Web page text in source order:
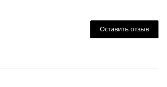
Оставить отзыв